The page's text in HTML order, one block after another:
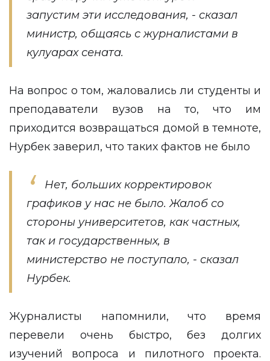
запустим эти исследования, - сказал
министр, общаясь с журналистами в
кулуарах сената.
На вопрос о том, жаловались ли студенты и
преподаватели вузов на то, что им
приходится возвращаться домой в темноте,
Нурбек заверил, что таких фактов не было
Нет, больших корректировок
графиков у нас не было. Жалоб со
стороны университетов, как частных,
так и государственных, в
министерство не поступало, - сказал
Нурбек.
Журналисты напомнили, что время
перевели очень быстро, без долгих
изучений вопроса и пилотного проекта.